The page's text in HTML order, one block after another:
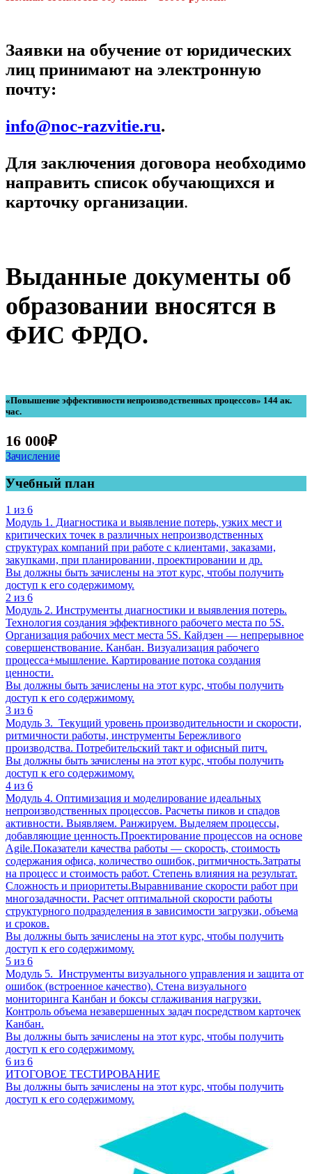
Заявки на обучение от юридических
лиц принимают на электронную
почту:
info@noc-razvitie.ru.
Для заключения договора необходимо
направить список обучающихся и
карточку организации.
Выданные документы об
образовании вносятся в
ФИС ФРДО.
«Повышение эффективности непроизводственных процессов» 144 ак.
час.
16 000₽
Зачисление
Учебный план
1 из 6
Модуль 1. Диагностика и выявление потерь, узких мест и
критических точек в различных непроизводственных
структурах компаний при работе с клиентами, заказами,
закупками, при планировании, проектировании и др.
Вы должны быть зачислены на этот курс, чтобы получить
доступ к его содержимому.
2 из 6
Модуль 2. Инструменты диагностики и выявления потерь.
Технология создания эффективного рабочего места по 5S.
Организация рабочих мест места 5S. Кайдзен — непрерывное
совершенствование. Канбан. Визуализация рабочего
процесса+мышление. Картирование потока создания
ценности.
Вы должны быть зачислены на этот курс, чтобы получить
доступ к его содержимому.
3 из 6
Модуль 3. Текущий уровень производительности и скорости,
ритмичности работы, инструменты Бережливого
производства. Потребительский такт и офисный питч.
Вы должны быть зачислены на этот курс, чтобы получить
доступ к его содержимому.
4 из 6
Модуль 4. Оптимизация и моделирование идеальных
непроизводственных процессов. Расчеты пиков и спадов
активности. Выявляем. Ранжируем. Выделяем процессы,
добавляющие ценность.Проектирование процессов на основе
Agile.Показатели качества работы — скорость, стоимость
содержания офиса, количество ошибок, ритмичность.Затраты
на процесс и стоимость работ. Степень влияния на результат.
Сложность и приоритеты.Выравнивание скорости работ при
многозадачности. Расчет оптимальной скорости работы
структурного подразделения в зависимости загрузки, объема
и сроков.
Вы должны быть зачислены на этот курс, чтобы получить
доступ к его содержимому.
5 из 6
Модуль 5. Инструменты визуального управления и защита от
ошибок (встроенное качество). Стена визуального
мониторинга Канбан и боксы сглаживания нагрузки.
Контроль объема незавершенных задач посредством карточек
Канбан.
Вы должны быть зачислены на этот курс, чтобы получить
доступ к его содержимому.
6 из 6
ИТОГОВОЕ ТЕСТИРОВАНИЕ
Вы должны быть зачислены на этот курс, чтобы получить
доступ к его содержимому.